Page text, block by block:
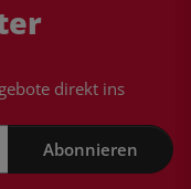
direkt ins
Abonnieren